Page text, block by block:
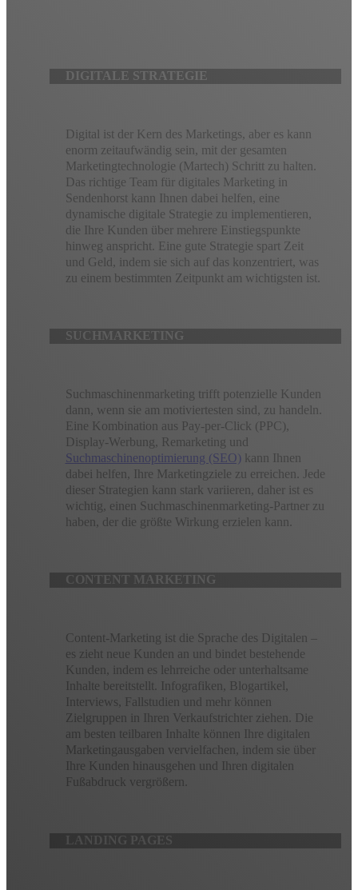
DIGITALE STRATEGIE
Digital ist der Kern des Marketings, aber es kann
enorm zeitaufwändig sein, mit der gesamten
Marketingtechnologie (Martech) Schritt zu halten.
Das richtige Team für digitales Marketing in
Sendenhorst kann Ihnen dabei helfen, eine
dynamische digitale Strategie zu implementieren,
die Ihre Kunden über mehrere Einstiegspunkte
hinweg anspricht. Eine gute Strategie spart Zeit
und Geld, indem sie sich auf das konzentriert, was
zu einem bestimmten Zeitpunkt am wichtigsten ist.
SUCHMARKETING
Suchmaschinenmarketing trifft potenzielle Kunden
dann, wenn sie am motiviertesten sind, zu handeln.
Eine Kombination aus Pay-per-Click (PPC),
Display-Werbung, Remarketing und
Suchmaschinenoptimierung (SEO) kann Ihnen
dabei helfen, Ihre Marketingziele zu erreichen. Jede
dieser Strategien kann stark variieren, daher ist es
wichtig, einen Suchmaschinenmarketing-Partner zu
haben, der die größte Wirkung erzielen kann.
CONTENT MARKETING
Content-Marketing ist die Sprache des Digitalen –
es zieht neue Kunden an und bindet bestehende
Kunden, indem es lehrreiche oder unterhaltsame
Inhalte bereitstellt. Infografiken, Blogartikel,
Interviews, Fallstudien und mehr können
Zielgruppen in Ihren Verkaufstrichter ziehen. Die
am besten teilbaren Inhalte können Ihre digitalen
Marketingausgaben vervielfachen, indem sie über
Ihre Kunden hinausgehen und Ihren digitalen
Fußabdruck vergrößern.
LANDING PAGES